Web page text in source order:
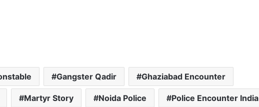
Gangster Qadir Ghaziabad Encounter
Martyr Story Noida Police Police Encounter India